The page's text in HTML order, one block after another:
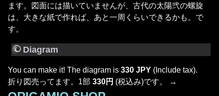
ます。図面には描いていませんが、古代の太陽弐の螺旋
は、大きな紙で作れば、あと一周くらいできるかも。で
す。
Diagram
You can make it! The diagram is 330 JPY (Include tax).
折り図売ってます。1部 330円 (税込み)です。 →